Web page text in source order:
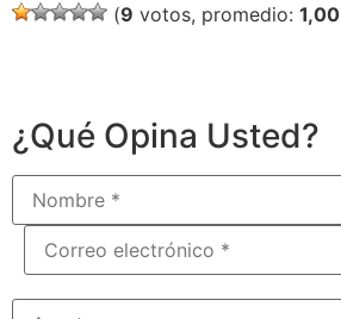
(9 votos, promedio: 1,00
¿Qué Opina Usted?